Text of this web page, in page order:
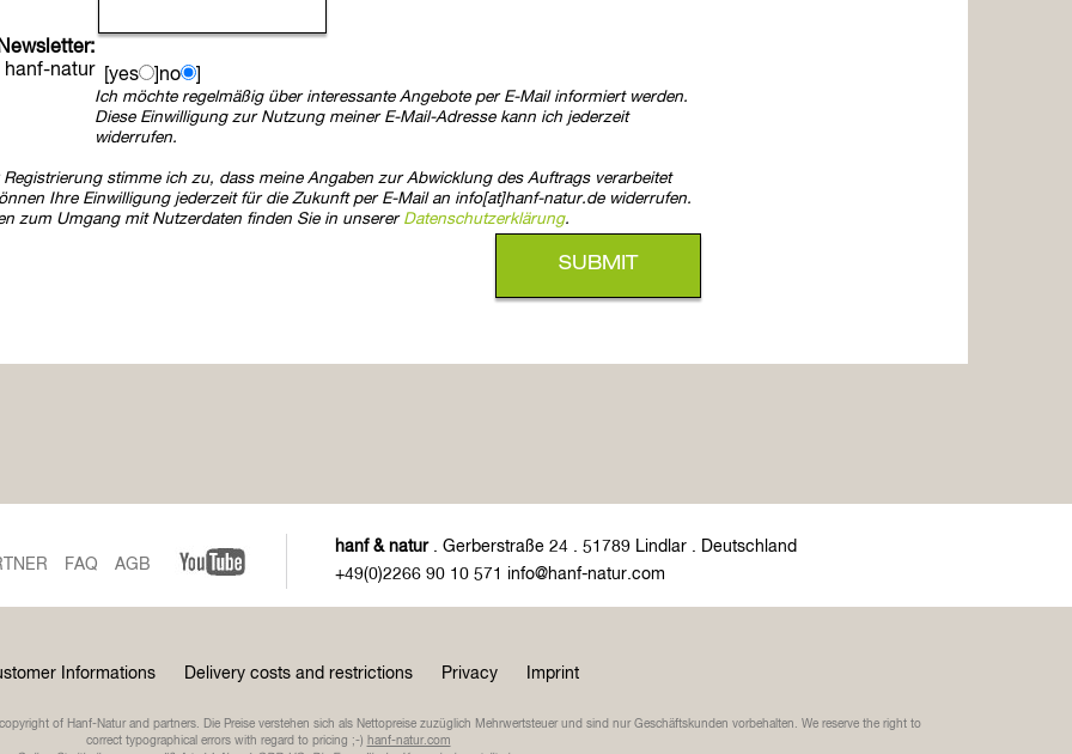
hanf-natur [yes ]no
Ich möchte regelmäßig über interessante Angebote per E-Mail informiert werden.
Diese Einwilligung zur Nutzung meiner E-Mail-Adresse kann ich jederzeit
widerrufen.
stimme ich zu, dass meine Angaben zur Abwicklung des Auftrags verarbeitet
Ihre Einwilligung jederzeit für die Zukunft per E-Mail an info[at]hanf-natur.de widerrufen.
zum Umgang mit Nutzerdaten finden Sie in unserer Datenschutzerklärung.
FAQ AGB
hanf & natur. Gerberstraße 24 . 51789 Lindlar . Deutschland
+49(0)2266 90 10 571 info@hanf-natur.com
Informations Delivery costs and restrictions Privacy Imprint
of Hanf-Natur and partners. Die Preise verstehen sich als Nettopreise zuzüglich Mehrwertsteuer und sind nur Geschäftskunden vorbehalten. We reserve the right to
correct typographical errors with regard to pricing ;-) hanf-natur.com